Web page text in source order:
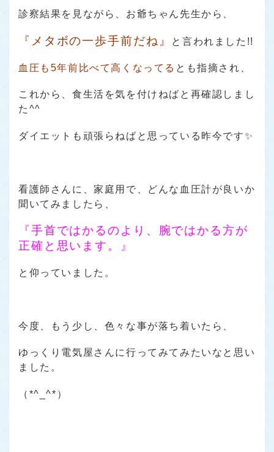
診察結果を見ながら、お爺ちゃん先生から、
『メタボの一歩手前だね』 と言われました!!
血圧も5年前比べて高くなってる とも指摘され、
これから、食生活を気を付けねばと再確認しまし
た^^
ダイエットも頑張らねばと思っている昨今です✨
看護師さんに、家庭用で、どんな血圧計が良いか
聞いてみましたら、
『手首ではかるのより、腕ではかる方が
正確と思います。』
と仰っていました。
今度、もう少し、色々な事が落ち着いたら、
ゆっくり電気屋さんに行ってみてみたいなと思い
ました。
（*^_^*）